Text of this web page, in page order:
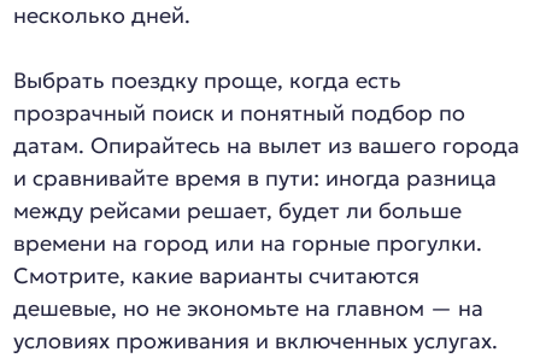
несколько дней.
Выбрать поездку проще, когда есть
прозрачный поиск и понятный подбор по
датам. Опирайтесь на вылет из вашего города
и сравнивайте время в пути: иногда разница
между рейсами решает, будет ли больше
времени на город или на горные прогулки.
Смотрите, какие варианты считаются
дешевые, но не экономьте на главном — на
условиях проживания и включенных услугах.